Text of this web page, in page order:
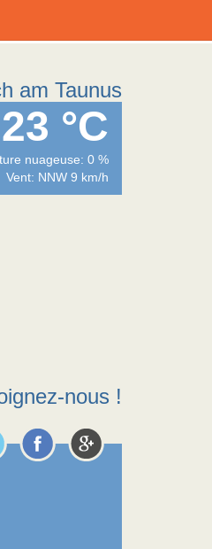
am Taunus
23 °C
nuageuse: 0 %
Vent: NNW 9 km/h
nous !